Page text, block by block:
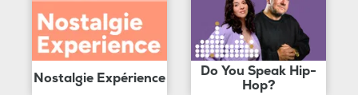
Nostalgie Expérience
Do You Speak Hip-
Hop?